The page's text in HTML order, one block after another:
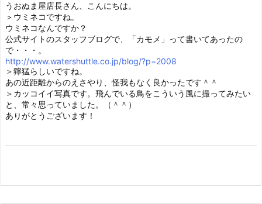
うおぬま屋店長さん、こんにちは。
＞ウミネコですね。
ウミネコなんですか？
公式サイトのスタッフブログで、「カモメ」って書いてあったの
で・・・。
http://www.watershuttle.co.jp/blog/?p=2008
＞獰猛らしいですね。
あの近距離からのえさやり、怪我もなく良かったです＾＾
＞カッコイイ写真です。飛んでいる鳥をこういう風に撮ってみたい
と、常々思っていました。（＾＾）
ありがとうございます！